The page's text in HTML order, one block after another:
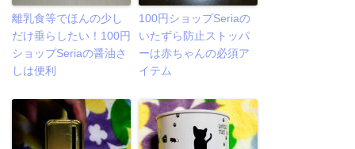
離乳食等でほんの少し
だけ垂らしたい！100円
ショップSeriaの醤油さ
しは便利
100円ショップSeriaの
いたずら防止ストッパ
ーは赤ちゃんの必須ア
イテム